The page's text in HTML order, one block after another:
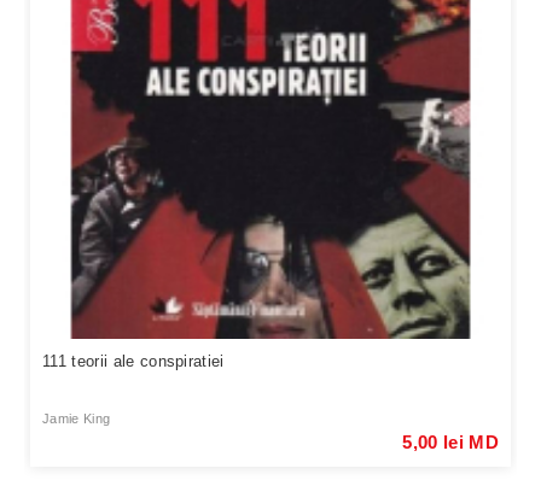
111 teorii ale conspiratiei
Jamie King
5,00 lei MD